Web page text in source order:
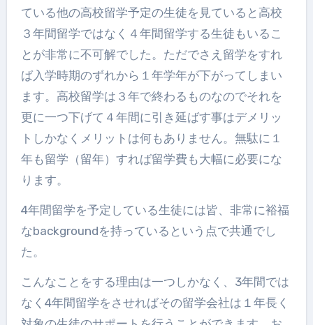
ている他の高校留学予定の生徒を見ていると高校
３年間留学ではなく４年間留学する生徒もいるこ
とが非常に不可解でした。ただでさえ留学をすれ
ば入学時期のずれから１年学年が下がってしまい
ます。高校留学は３年で終わるものなのでそれを
更に一つ下げて４年間に引き延ばす事はデメリッ
トしかなくメリットは何もありません。無駄に１
年も留学（留年）すれば留学費も大幅に必要にな
ります。
4年間留学を予定している生徒には皆、非常に裕福
なbackgroundを持っているという点で共通でし
た。
こんなことをする理由は一つしかなく、3年間では
なく4年間留学をさせればその留学会社は１年長く